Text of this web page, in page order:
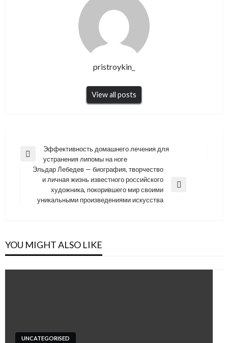
pristroykin_
View all posts
Навигация
записям
Previous
Post
Эффективность домашнего лечения для
устранения липомы на ноге
Post
Эльдар Лебедев — биография, творчество
и личная жизнь известного российского
художника, покорившего мир своими
уникальными произведениями искусства
YOU MIGHT ALSO LIKE
UNCATEGORISED